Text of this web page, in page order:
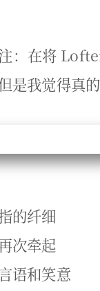
：在将
是我觉得真
的纤细
次牵起
语和笑意